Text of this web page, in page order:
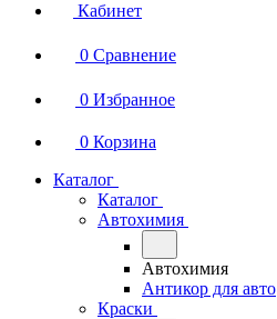
Кабинет
0 Сравнение
0 Избранное
0 Корзина
Каталог
Каталог
Автохимия
Автохимия
Антикор для авто
Краски